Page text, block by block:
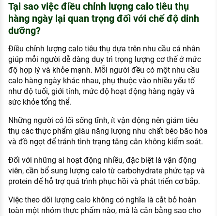
Tại sao việc điều chỉnh lượng calo tiêu thụ
hàng ngày lại quan trọng đối với chế độ dinh
dưỡng?
Điều chỉnh lượng calo tiêu thụ dựa trên nhu cầu cá nhân
giúp mỗi người dễ dàng duy trì trọng lượng cơ thể ở mức
độ hợp lý và khỏe mạnh. Mỗi người đều có một nhu cầu
calo hàng ngày khác nhau, phụ thuộc vào nhiều yếu tố
như độ tuổi, giới tính, mức độ hoạt động hàng ngày và
sức khỏe tổng thể.
Những người có lối sống tĩnh, ít vận động nên giảm tiêu
thụ các thực phẩm giàu năng lượng như chất béo bão hòa
và đồ ngọt để tránh tình trạng tăng cân không kiểm soát.
Đối với những ai hoạt động nhiều, đặc biệt là vận động
viên, cần bổ sung lượng calo từ carbohydrate phức tạp và
protein để hỗ trợ quá trình phục hồi và phát triển cơ bắp.
Việc theo dõi lượng calo không có nghĩa là cắt bỏ hoàn
toàn một nhóm thực phẩm nào, mà là cân bằng sao cho